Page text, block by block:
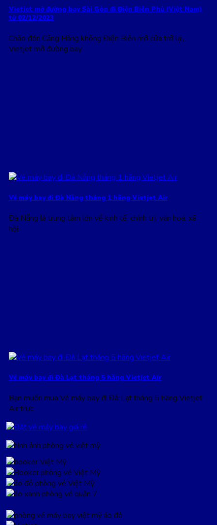
Vietjet mở đường bay Sài Gòn đi Điện Biên Phủ (Việt Nam)
từ 02/12/2023
Chào đón Cảng Hàng không Điện Biên mở cửa trở lại,
Vietjet mở đường bay
Vé máy bay đi Đà Nẵng tháng 1 hãng Vietjet Air
Đà Nẵng là trung tâm lớn về kinh tế, chính trị, văn hoá, xã
hội,
Vé máy bay đi Đà Lạt tháng 5 hãng Vietjet Air
Bạn muốn mua Vé máy bay đi Đà Lạt tháng 5 hãng Vietjet
Air trực